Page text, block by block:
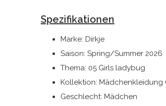
Spezifikationen
Marke: Dirkje
Saison: Spring/Summer 2026
Thema: 05 Girls ladybug
Kollektion:
Geschlecht: Mädchen